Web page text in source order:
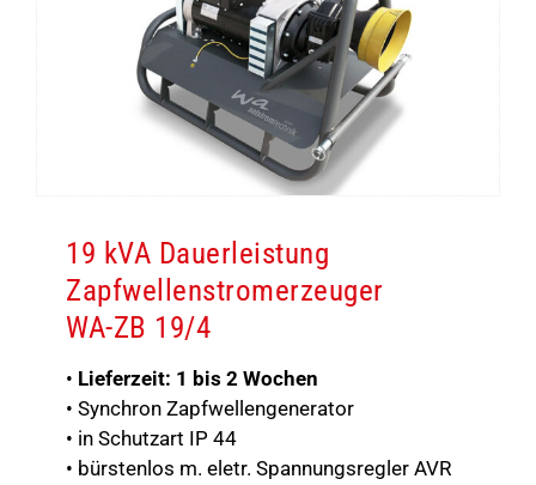
19 kVA Dauerleistung
Zapfwellenstromerzeuger
WA-ZB 19/4
• Lieferzeit: 1 bis 2 Wochen
• Synchron Zapfwellengenerator
• in Schutzart IP 44
• bürstenlos m. eletr. Spannungsregler AVR